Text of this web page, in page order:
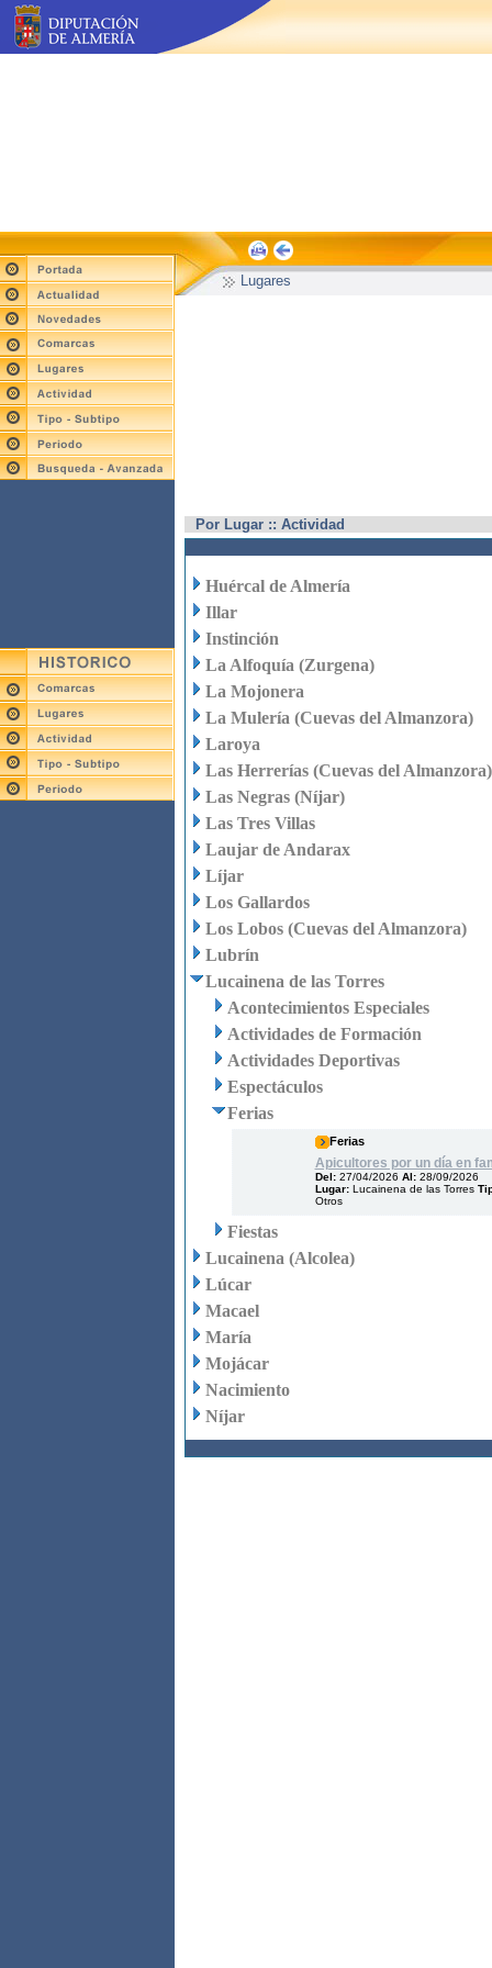
Lugares
Por Lugar :: Actividad
Huércal de Almería
Illar
Instinción
La Alfoquía (Zurgena)
La Mojonera
La Mulería (Cuevas del Almanzora)
Laroya
Las Herrerías (Cuevas del Almanzora)
Las Negras (Níjar)
Las Tres Villas
Laujar de Andarax
Líjar
Los Gallardos
Los Lobos (Cuevas del Almanzora)
Lubrín
Lucainena de las Torres
Acontecimientos Especiales
Actividades de Formación
Actividades Deportivas
Espectáculos
Ferias
Ferias
Apicultores por un día en
Del: 27/04/2026 Al: 28/09/2026
Lugar: Lucainena de las Torres
Otros
Fiestas
Lucainena (Alcolea)
Lúcar
Macael
María
Mojácar
Nacimiento
Níjar